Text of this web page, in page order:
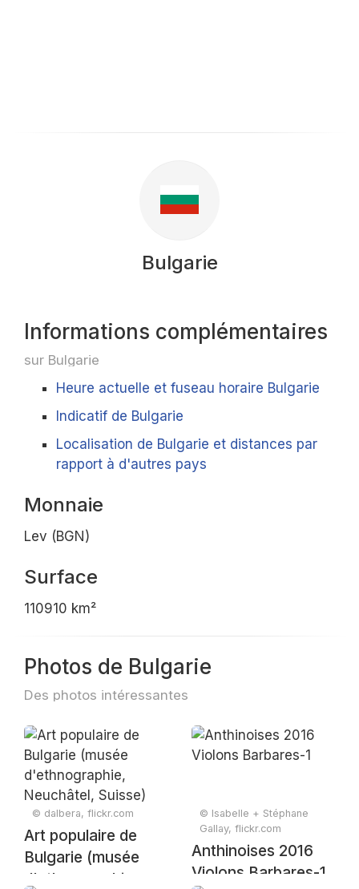
Bulgarie
Informations complémentaires
sur Bulgarie
Heure actuelle et fuseau horaire Bulgarie
Indicatif de Bulgarie
Localisation de Bulgarie et distances par
rapport à d'autres pays
Monnaie
Lev (BGN)
Surface
110910 km²
Photos de Bulgarie
Des photos intéressantes
© dalbera, flickr.com
Art populaire de
Bulgarie (musée
d'ethnographie,
© Isabelle + Stéphane
Gallay, flickr.com
Anthinoises 2016
Violons Barbares-1